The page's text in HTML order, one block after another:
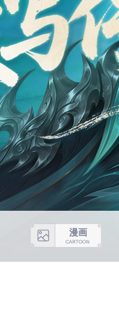
漫画